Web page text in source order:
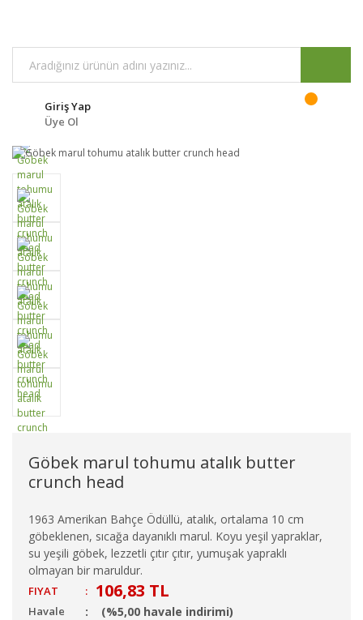
Giriş Yap
Üye Ol
Göbek marul tohumu atalık butter
crunch head
1963 Amerikan Bahçe Ödüllü, atalık, ortalama 10 cm
göbeklenen, sıcağa dayanıklı marul. Koyu yeşil yapraklar,
su yeşili göbek, lezzetli çıtır çıtır, yumuşak yapraklı
olmayan bir maruldur.
FIYAT : 106,83 TL
Havale (%5,00 havale indirimi)